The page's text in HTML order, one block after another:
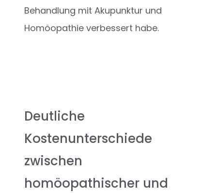
Behandlung mit Akupunktur und
Homöopathie verbessert habe.
Deutliche
Kostenunterschiede
zwischen
homöopathischer und